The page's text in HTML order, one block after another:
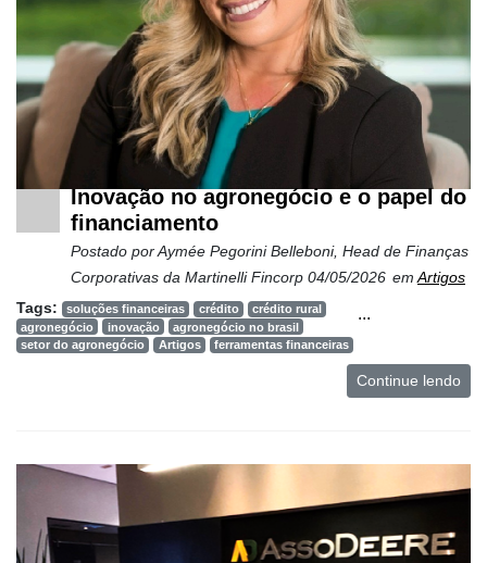
Inovação no agronegócio e o papel do
financiamento
Postado porAymée Pegorini Belleboni, Head de Finanças
Corporativas da Martinelli Fincorp 04/05/2026 emArtigos
...
Tags: soluções financeiras crédito
crédito rural
agronegócio
inovação
agronegócio no brasil
setor do agronegócio
Artigos ferramentas financeiras
Continue lendo